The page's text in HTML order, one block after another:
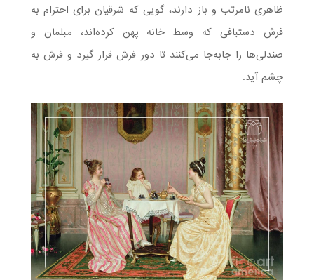
ظاهری نامرتب و باز دارند، گویی که شرقیان برای احترام به
فرش دستبافی که وسط خانه پهن کرده‌اند، مبلمان و
صندلی‌ها را جابه‌جا می‌کنند تا دور فرش قرار گیرد و فرش به
چشم آید.